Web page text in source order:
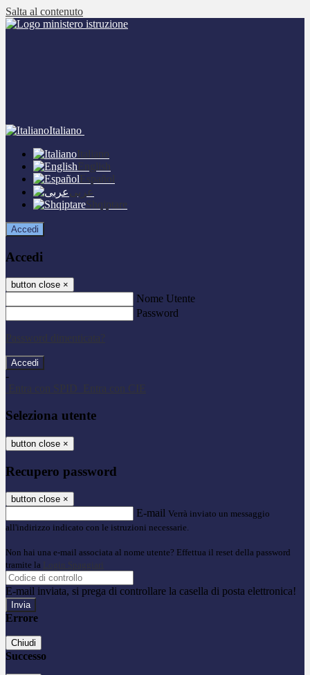
Salta al contenuto
Italiano
Italiano
English
Español
عربى
Shqiptare
Accedi
Accedi
button close ×
Nome Utente
Password
Password dimenticata?
-
Entra con SPID
Entra con CIE
Seleziona utente
button close ×
Recupero password
button close ×
E-mail Verrà inviato un messaggio
all'indirizzo indicato con le istruzioni necessarie.
Non hai una e-mail associata al nome utente? Effettua il reset della password
tramite la Login Spaggiari
E-mail inviata, si prega di controllare la casella di posta elettronica!
Errore
Chiudi
Successo